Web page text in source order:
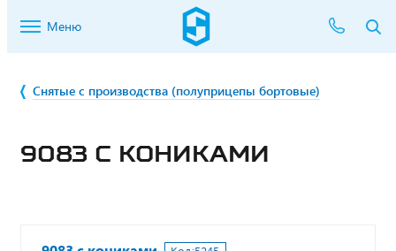
Меню
Снятые с производства (полуприцепы бортовые)
9083 С КОНИКАМИ